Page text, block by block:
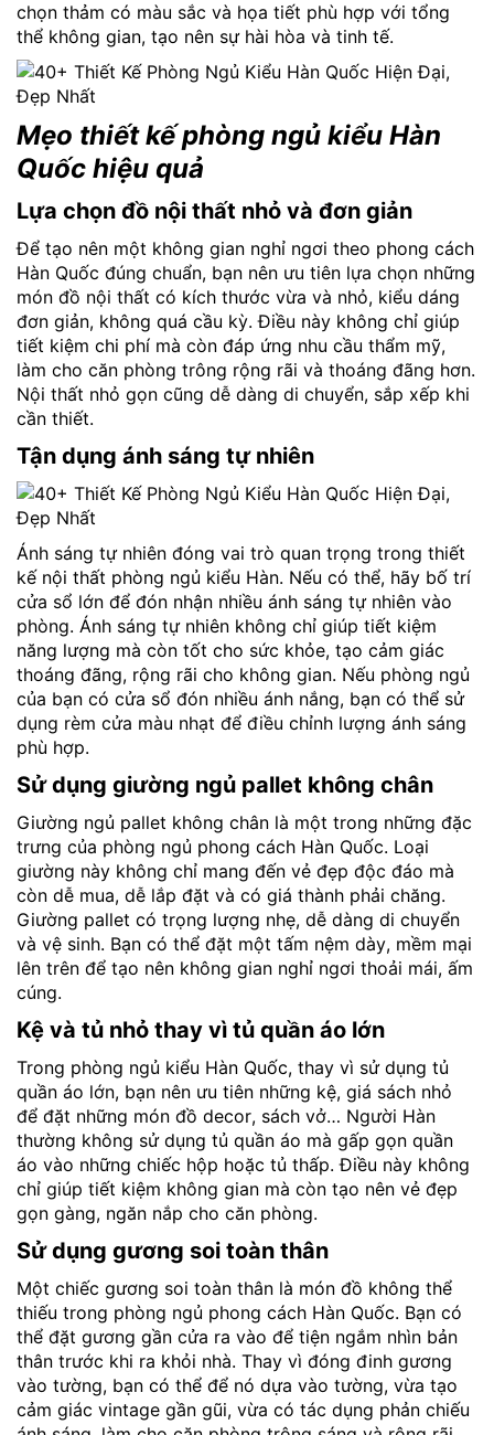
chọn thảm có màu sắc và họa tiết phù hợp với tổng
thể không gian, tạo nên sự hài hòa và tinh tế.
Mẹo thiết kế phòng ngủ kiểu Hàn
Quốc hiệu quả
Lựa chọn đồ nội thất nhỏ và đơn giản
Để tạo nên một không gian nghỉ ngơi theo phong cách
Hàn Quốc đúng chuẩn, bạn nên ưu tiên lựa chọn những
món đồ nội thất có kích thước vừa và nhỏ, kiểu dáng
đơn giản, không quá cầu kỳ. Điều này không chỉ giúp
tiết kiệm chi phí mà còn đáp ứng nhu cầu thẩm mỹ,
làm cho căn phòng trông rộng rãi và thoáng đãng hơn.
Nội thất nhỏ gọn cũng dễ dàng di chuyển, sắp xếp khi
cần thiết.
Tận dụng ánh sáng tự nhiên
Ánh sáng tự nhiên đóng vai trò quan trọng trong thiết
kế nội thất phòng ngủ kiểu Hàn. Nếu có thể, hãy bố trí
cửa sổ lớn để đón nhận nhiều ánh sáng tự nhiên vào
phòng. Ánh sáng tự nhiên không chỉ giúp tiết kiệm
năng lượng mà còn tốt cho sức khỏe, tạo cảm giác
thoáng đãng, rộng rãi cho không gian. Nếu phòng ngủ
của bạn có cửa sổ đón nhiều ánh nắng, bạn có thể sử
dụng rèm cửa màu nhạt để điều chỉnh lượng ánh sáng
phù hợp.
Sử dụng giường ngủ pallet không chân
Giường ngủ pallet không chân là một trong những đặc
trưng của phòng ngủ phong cách Hàn Quốc. Loại
giường này không chỉ mang đến vẻ đẹp độc đáo mà
còn dễ mua, dễ lắp đặt và có giá thành phải chăng.
Giường pallet có trọng lượng nhẹ, dễ dàng di chuyển
và vệ sinh. Bạn có thể đặt một tấm nệm dày, mềm mại
lên trên để tạo nên không gian nghỉ ngơi thoải mái, ấm
cúng.
Kệ và tủ nhỏ thay vì tủ quần áo lớn
Trong phòng ngủ kiểu Hàn Quốc, thay vì sử dụng tủ
quần áo lớn, bạn nên ưu tiên những kệ, giá sách nhỏ
để đặt những món đồ decor, sách vở… Người Hàn
thường không sử dụng tủ quần áo mà gấp gọn quần
áo vào những chiếc hộp hoặc tủ thấp. Điều này không
chỉ giúp tiết kiệm không gian mà còn tạo nên vẻ đẹp
gọn gàng, ngăn nắp cho căn phòng.
Sử dụng gương soi toàn thân
Một chiếc gương soi toàn thân là món đồ không thể
thiếu trong phòng ngủ phong cách Hàn Quốc. Bạn có
thể đặt gương gần cửa ra vào để tiện ngắm nhìn bản
thân trước khi ra khỏi nhà. Thay vì đóng đinh gương
vào tường, bạn có thể để nó dựa vào tường, vừa tạo
cảm giác vintage gần gũi, vừa có tác dụng phản chiếu